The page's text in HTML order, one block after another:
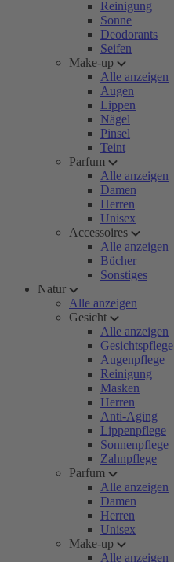
Reinigung
Sonne
Deodorants
Seifen
Make-up
Alle anzeigen
Augen
Lippen
Nägel
Pinsel
Teint
Parfum
Alle anzeigen
Damen
Herren
Unisex
Accessoires
Alle anzeigen
Bücher
Sonstiges
Natur
Alle anzeigen
Gesicht
Alle anzeigen
Gesichtspflege
Augenpflege
Reinigung
Masken
Herren
Anti-Aging
Lippenpflege
Sonnenpflege
Zahnpflege
Parfum
Alle anzeigen
Damen
Herren
Unisex
Make-up
Alle anzeigen